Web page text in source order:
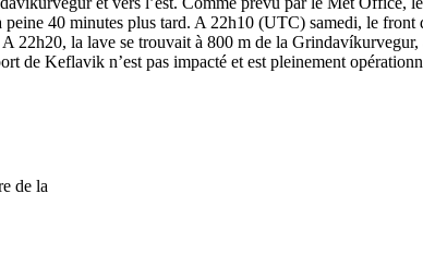
40 minutes plus tard. A 22h10 (UTC) samedi, le front
22h20, la lave se trouvait à 800 m de la
de Keflavik n’est pas impacté et est pleinement
de la